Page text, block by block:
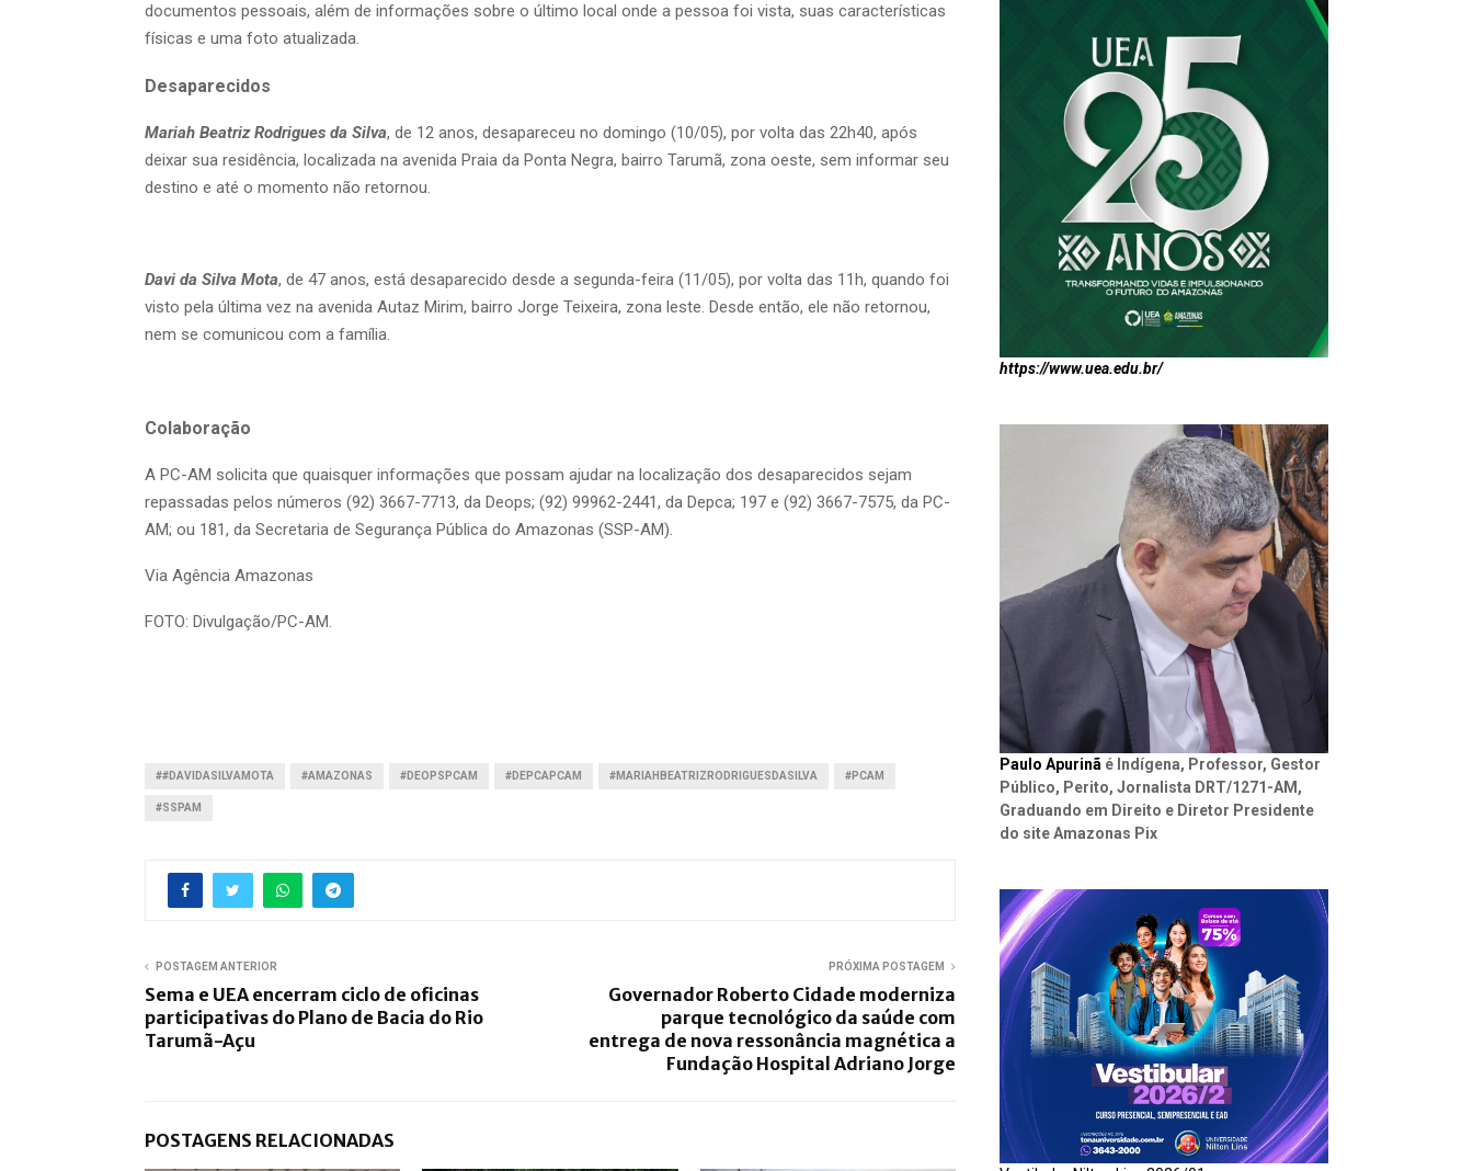
documentos pessoais, além de informações sobre o último local onde a pessoa foi vista, suas características
físicas e uma foto atualizada.
Desaparecidos
Mariah Beatriz Rodrigues da Silva, de 12 anos, desapareceu no domingo (10/05), por volta das 22h40, após
deixar sua residência, localizada na avenida Praia da Ponta Negra, bairro Tarumã, zona oeste, sem informar seu
destino e até o momento não retornou.
Davi da Silva Mota, de 47 anos, está desaparecido desde a segunda-feira (11/05), por volta das 11h, quando foi
visto pela última vez na avenida Autaz Mirim, bairro Jorge Teixeira, zona leste. Desde então, ele não retornou,
nem se comunicou com a família.
Colaboração
A PC-AM solicita que quaisquer informações que possam ajudar na localização dos desaparecidos sejam
repassadas pelos números (92) 3667-7713, da Deops; (92) 99962-2441, da Depca; 197 e (92) 3667-7575, da PC-
AM; ou 181, da Secretaria de Segurança Pública do Amazonas (SSP-AM).
Via Agência Amazonas
FOTO: Divulgação/PC-AM.
##DAVIDASILVAMOTA #AMAZONAS #DEOPSPCAM #DEPCAPCAM #MARIAHBEATRIZRODRIGUESDASILVA #PCAM
#SSPAM
POSTAGEM ANTERIOR
Sema e UEA encerram ciclo de oficinas
participativas do Plano de Bacia do Rio
Tarumã-Açu
PRÓXIMA POSTAGEM
Governador Roberto Cidade moderniza
parque tecnológico da saúde com
entrega de nova ressonância magnética a
Fundação Hospital Adriano Jorge
POSTAGENS RELACIONADAS
https://www.uea.edu.br/
Paulo Apurinã é Indígena, Professor, Gestor
Público, Perito, Jornalista DRT/1271-AM,
Graduando em Direito e Diretor Presidente
do site Amazonas Pix